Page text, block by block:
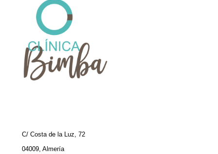
C/ Costa de la Luz, 72
04009, Almería